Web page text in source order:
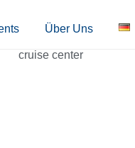
Über Uns